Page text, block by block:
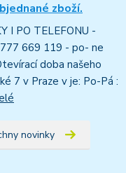
zboží.
I PO TELEFONU -
669 119 - po- ne
doba našeho
7 v Praze v je: Po-Pá :
novinky